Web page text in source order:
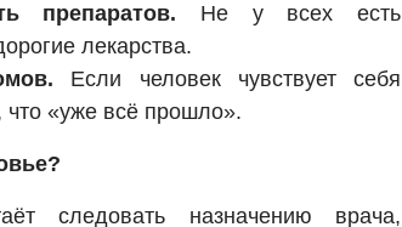
препаратов. Не у всех есть
лекарства.
Если человек чувствует себя
«уже всё прошло».
следовать назначению врача,